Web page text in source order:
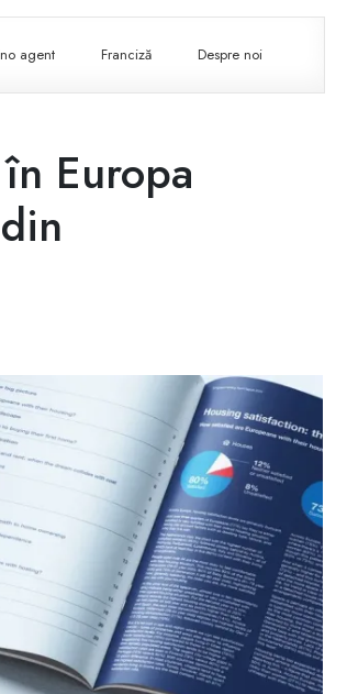
agent Franciză Despre noi
Europa